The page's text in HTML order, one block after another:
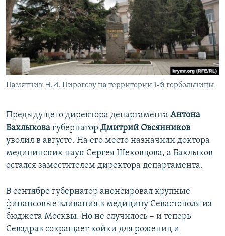
Памятник Н.И. Пирогову на территории 1-й горбольницы
Предыдущего директора департамента Антона
Бахлыкова губернатор Дмитрий Овсянников
уволил в августе. На его место назначили доктора
медицинских наук Сергея Шеховцова, а Бахлыков
остался заместителем директора департамента.
В сентябре губернатор анонсировал крупные
финансовые вливания в медицину Севастополя из
бюджета Москвы. Но не случилось – и теперь
Севздрав сокращает койки для рожениц и